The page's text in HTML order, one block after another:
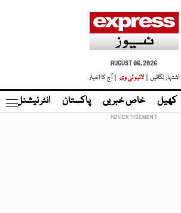
AUGUST 06, 2026
اشتہار لگائیں |
لائیو ٹی وی | آج کا اخبار
کھیل خاص خبریں پاکستان انٹر نیشنل